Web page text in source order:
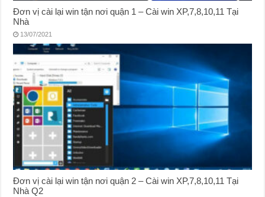
Đơn vị cài lại win tận nơi quận 1 – Cài win XP,7,8,10,11 Tại
Nhà
13/07/2021
Đơn vị cài lại win tận nơi quận 2 – Cài win XP,7,8,10,11 Tại
Nhà Q2